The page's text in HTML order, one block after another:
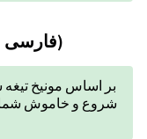
Tekst (automatic translation in فارسی)
شروع و خاموش شما